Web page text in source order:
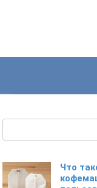
Что